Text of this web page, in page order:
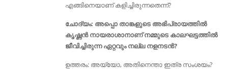
എങ്ങിനെയാണ് കളിച്ചിരുന്നതെന്ന്?
ചോദ്യം: അപ്പൊ താങ്കളുടെ അഭിപ്രായത്തിൽ
കൃഷ്ണൻ നായരാശാനാണ് നമ്മുടെ കാലഘട്ടത്തിൽ
ജീവിച്ചിരുന്ന ഏറ്റവും നല്ല നളനടൻ?
ഉത്തരം: അയ്യോ, അതിനെന്താ ഇത്ര സംശയം?